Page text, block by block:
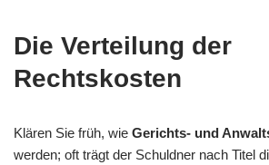
Die Verteilung der
Rechtskosten
Klären Sie früh, wie Gerichts- und
werden; oft trägt der Schuldner nach Titel